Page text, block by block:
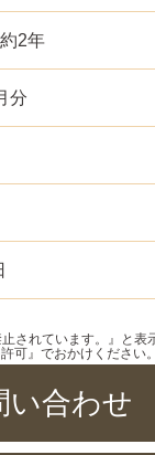
2年
分
されています。』と
可』でおかけください
い合わせ